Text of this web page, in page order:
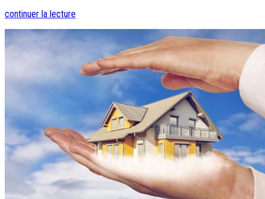
continuer la lecture